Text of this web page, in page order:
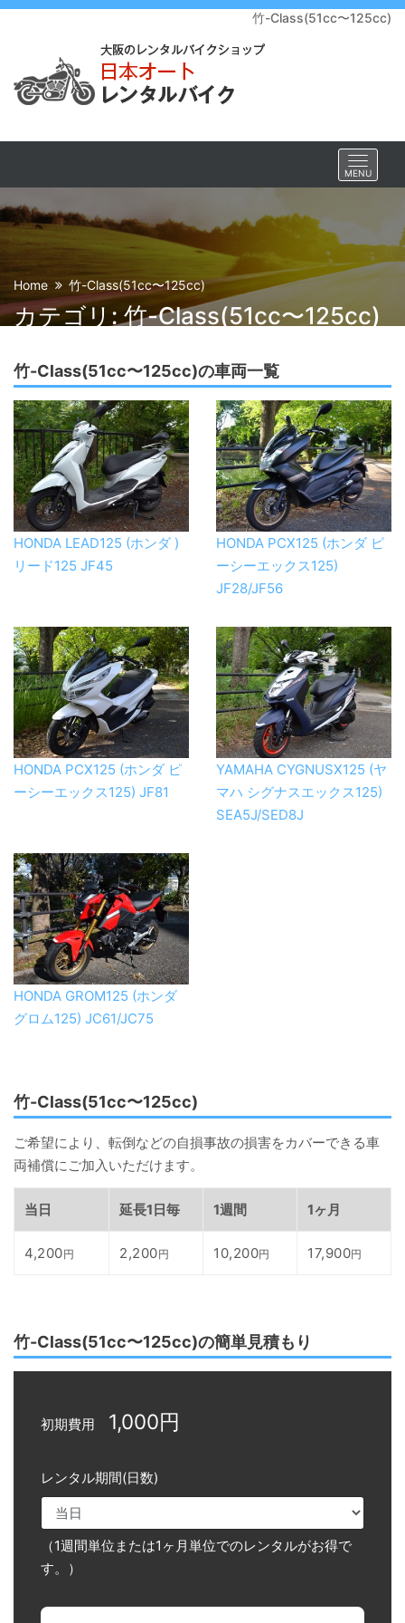
竹-Class(51cc〜125cc)
Toggle
MENU
Home 竹-Class(51cc〜125cc)
カテゴリ: 竹-Class(51cc〜125cc)
竹-Class(51cc〜125cc)の車両一覧
HONDA LEAD125 (ホンダ )
リード125 JF45
HONDA PCX125 (ホンダ ピ
ーシーエックス125)
JF28/JF56
HONDA PCX125 (ホンダ ピ
ーシーエックス125) JF81
YAMAHA CYGNUSX125 (ヤ
マハ シグナスエックス125)
SEA5J/SED8J
HONDA GROM125 (ホンダ
グロム125) JC61/JC75
竹-Class(51cc〜125cc)
ご希望により、転倒などの自損事故の損害をカバーできる車
両補償にご加入いただけます。
当日 延長1日毎 1週間 1ヶ月
4,200円 2,200円 10,200円 17,900円
竹-Class(51cc〜125cc)の簡単見積もり
初期費用 1,000円
レンタル期間(日数)
（1週間単位または1ヶ月単位でのレンタルがお得で
す。）